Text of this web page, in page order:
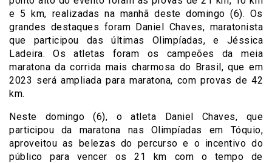
e 5 km, realizadas na manhã deste domingo (6). Os
grandes destaques foram Daniel Chaves, maratonista
que participou das últimas Olimpíadas, e Jéssica
Ladeira. Os atletas foram os campeões da meia
maratona da corrida mais charmosa do Brasil, que em
2023 será ampliada para maratona, com provas de 42
km.
Neste domingo (6), o atleta Daniel Chaves, que
participou da maratona nas Olimpíadas em Tóquio,
aproveitou as belezas do percurso e o incentivo do
público para vencer os 21 km com o tempo de